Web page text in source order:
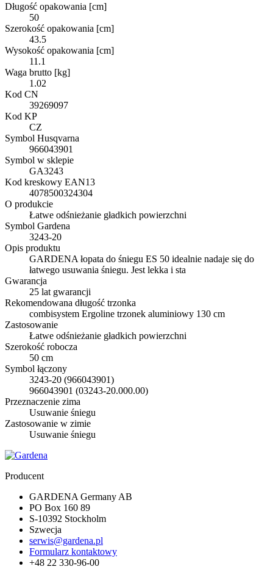
Długość opakowania [cm]
50
Szerokość opakowania [cm]
43.5
Wysokość opakowania [cm]
11.1
Waga brutto [kg]
1.02
Kod CN
39269097
Kod KP
CZ
Symbol Husqvarna
966043901
Symbol w sklepie
GA3243
Kod kreskowy EAN13
4078500324304
O produkcie
Łatwe odśnieżanie gładkich powierzchni
Symbol Gardena
3243-20
Opis produktu
GARDENA łopata do śniegu ES 50 idealnie nadaje się do
łatwego usuwania śniegu. Jest lekka i sta
Gwarancja
25 lat gwarancji
Rekomendowana długość trzonka
combisystem Ergoline trzonek aluminiowy 130 cm
Zastosowanie
Łatwe odśnieżanie gładkich powierzchni
Szerokość robocza
50 cm
Symbol łączony
3243-20 (966043901)
966043901 (03243-20.000.00)
Przeznaczenie zima
Usuwanie śniegu
Zastosowanie w zimie
Usuwanie śniegu
Producent
GARDENA Germany AB
PO Box 160 89
S-10392 Stockholm
Szwecja
serwis@gardena.pl
Formularz kontaktowy
+48 22 330-96-00